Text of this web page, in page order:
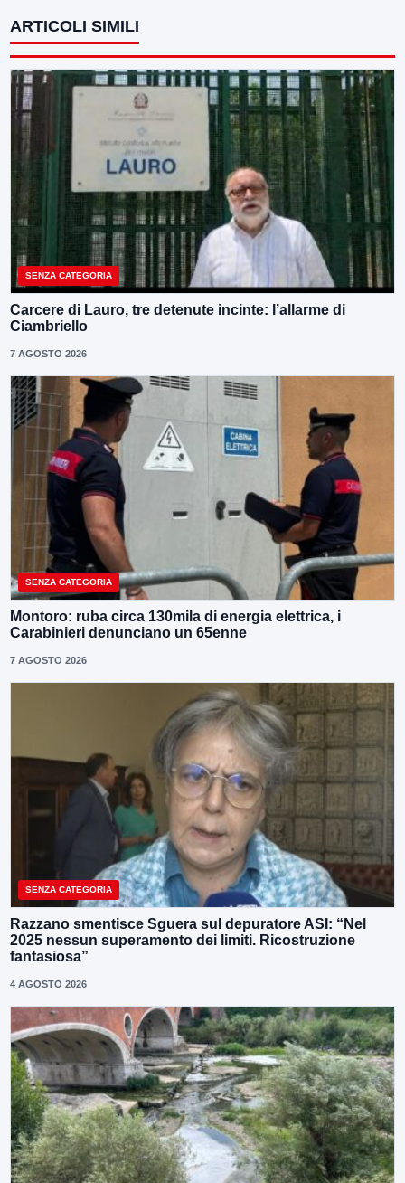
ARTICOLI SIMILI
SENZA CATEGORIA
Carcere di Lauro, tre detenute incinte: l’allarme di
Ciambriello
7 AGOSTO 2026
SENZA CATEGORIA
Montoro: ruba circa 130mila di energia elettrica, i
Carabinieri denunciano un 65enne
7 AGOSTO 2026
SENZA CATEGORIA
Razzano smentisce Sguera sul depuratore ASI: “Nel
2025 nessun superamento dei limiti. Ricostruzione
fantasiosa”
4 AGOSTO 2026